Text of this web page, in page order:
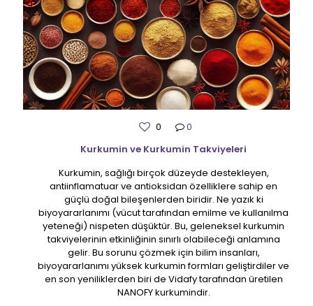
0
0
Kurkumin ve Kurkumin Takviyeleri
Kurkumin, sağlığı birçok düzeyde destekleyen,
antiinflamatuar ve antioksidan özelliklere sahip en
güçlü doğal bileşenlerden biridir. Ne yazık ki
biyoyararlanımı (vücut tarafından emilme ve kullanılma
yeteneği) nispeten düşüktür. Bu, geleneksel kurkumin
takviyelerinin etkinliğinin sınırlı olabileceği anlamına
gelir. Bu sorunu çözmek için bilim insanları,
biyoyararlanımı yüksek kurkumin formları geliştirdiler ve
en son yeniliklerden biri de Vidafy tarafından üretilen
NANOFY kurkumindir.